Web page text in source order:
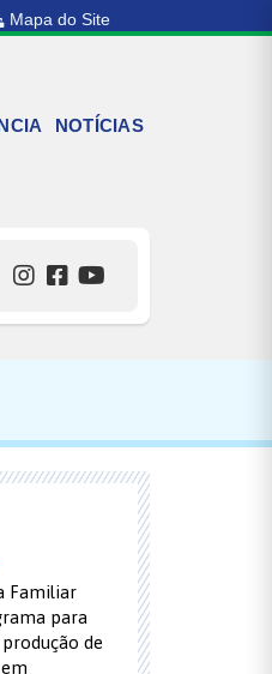
Mapa do Site
NOTÍCIAS
Familiar
para
de